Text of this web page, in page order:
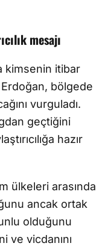
mesajı
kimsenin itibar
bölgede
vurguladı.
geçtiğini
hazır
ülkeleri arasında
ancak ortak
olduğunu
ve vicdanını